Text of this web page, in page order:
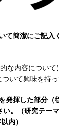
｜ 年間休日120～
代理店営業 ｜ 20
【 28卒｜営業職向け
会積極採用企業
28卒 ｜ 適性検査
て簡潔にご記
な内容につい
いて興味を持っ
発揮した部分
。（研究テー
内）